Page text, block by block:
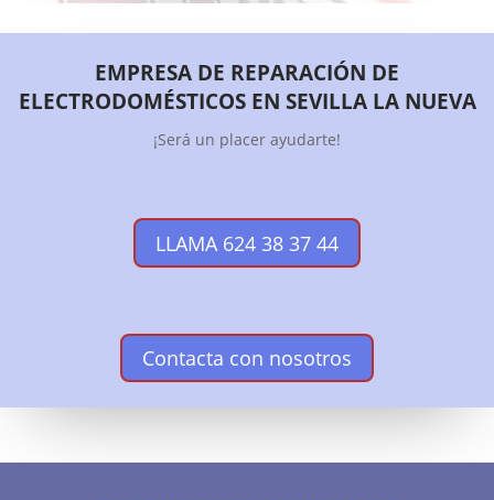
EMPRESA DE REPARACIÓN DE
ELECTRODOMÉSTICOS EN SEVILLA LA NUEVA
¡Será un placer ayudarte!
LLAMA 624 38 37 44
Contacta con nosotros